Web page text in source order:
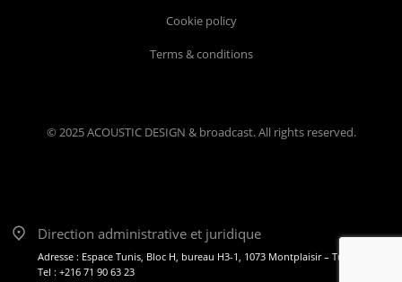
© 2025 ACOUSTIC DESIGN & broadcast. All rights reserved.
Cookie policy
Terms & conditions
Direction administrative et juridique
Adresse : Espace Tunis, Bloc H, bureau H3-1, 1073 Montplaisir – Tunis
Tel : +216 71 90 63 23